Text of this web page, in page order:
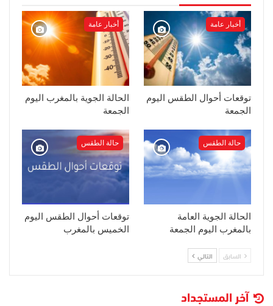
أخبار عامة
توقعات أحوال الطقس اليوم
الجمعة
أخبار عامة
الحالة الجوية بالمغرب اليوم
الجمعة
حالة الطقس
الحالة الجوية العامة
بالمغرب اليوم الجمعة
حالة الطقس
توقعات أحوال الطقس اليوم
الخميس بالمغرب
السابق التالي
آخر المستجداد